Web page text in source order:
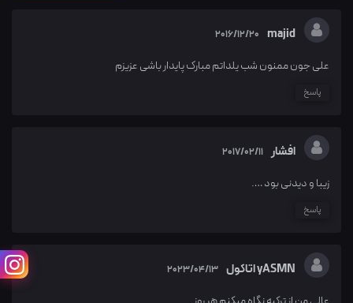
majid
2016/12/20
علی جون ممنون شب یلداتم مبارک پایدار باشی عزیزم
پاسخ
افشار 2017/02/11
زیبا و دیدنی بود ….
پاسخ
yASMN اتاکول 2023/04/13